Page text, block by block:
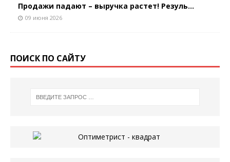
Продажи падают – выручка растет! Резуль...
09 июня 2026
ПОИСК ПО САЙТУ